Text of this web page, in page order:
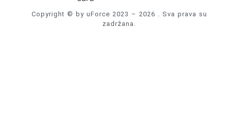
Copyright © by uForce 2023 – 2026 . Sva prava su
zadržana.